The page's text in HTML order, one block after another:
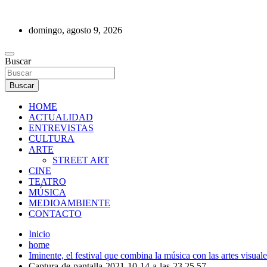
contenidodomingo, agosto 9, 2026
REVISTA DE PRENSA
Buscar
Buscar
HOME
ACTUALIDAD
ENTREVISTAS
CULTURA
ARTE
STREET ART
CINE
TEATRO
MÚSICA
MEDIOAMBIENTE
CONTACTO
Inicio
home
Iminente, el festival que combina la música con las artes